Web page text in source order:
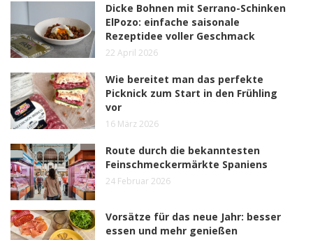
Dicke Bohnen mit Serrano-Schinken
ElPozo: einfache saisonale
Rezeptidee voller Geschmack
22 April 2026
Wie bereitet man das perfekte
Picknick zum Start in den Frühling
vor
16 März 2026
Route durch die bekanntesten
Feinschmeckermärkte Spaniens
24 Februar 2026
Vorsätze für das neue Jahr: besser
essen und mehr genießen